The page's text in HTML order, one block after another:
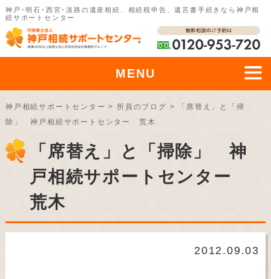
神戸･明石･西宮･淡路の遺産相続、相続税申告、遺言書手続きなら神戸相
続サポートセンター
MENU
神戸相続サポートセンター > 所員のブログ >
「席替え」と「掃
除」 神戸相続サポートセンター 荒木
「席替え」と「掃除」 神
戸相続サポートセンター
荒木
2012.09.03